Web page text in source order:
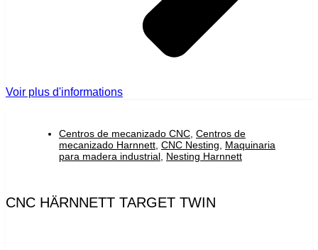
Voir plus d'informations
Centros de mecanizado CNC Centros de
mecanizado Harnnett CNC Nesting
Maquinaria
para madera industrial Nesting Harnnett
CNC HÄRNNETT TARGET TWIN